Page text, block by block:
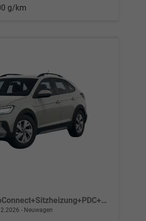
g/km
Trend 115PS DSG AppConnect+Sitzheizung+PDC+Alu16+LED+DAB+FrontAssist
Neuwagen